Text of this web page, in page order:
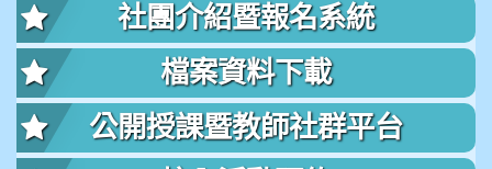
社團介紹暨報名系統
檔案資料下載
公開授課暨教師社群平台